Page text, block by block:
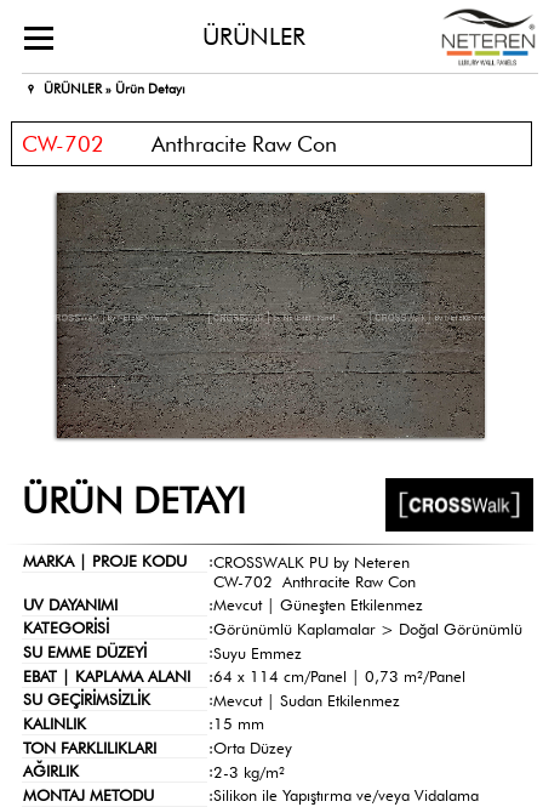
ÜRÜNLER
ÜRÜNLER » Ürün Detayı
CW-702 Anthracite Raw Con
ÜRÜN DETAYI
MARKA | PROJE KODU :CROSSWALK PU by Neteren
CW-702 Anthracite Raw Con
UV DAYANIMI
:Mevcut | Güneşten Etkilenmez
KATEGORİSİ
:Görünümlü Kaplamalar > Doğal Görünümlü
SU EMME DÜZEYİ
:Suyu Emmez
EBAT | KAPLAMA ALANI
:64 x 114 cm/Panel | 0,73 m²/Panel
SU GEÇİRİMSİZLİK
:Mevcut | Sudan Etkilenmez
KALINLIK
:15 mm
TON FARKLILIKLARI
:Orta Düzey
AĞIRLIK
:2-3 kg/m²
MONTAJ METODU
:Silikon ile Yapıştırma ve/veya Vidalama